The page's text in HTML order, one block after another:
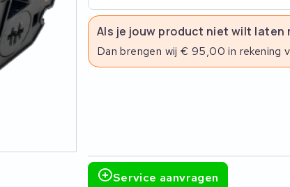
Als je jouw product niet wilt laten
Dan brengen wij € 95,00 in rekening
Service aanvragen